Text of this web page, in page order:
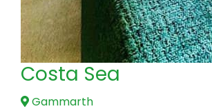
Costa Sea
Gammarth